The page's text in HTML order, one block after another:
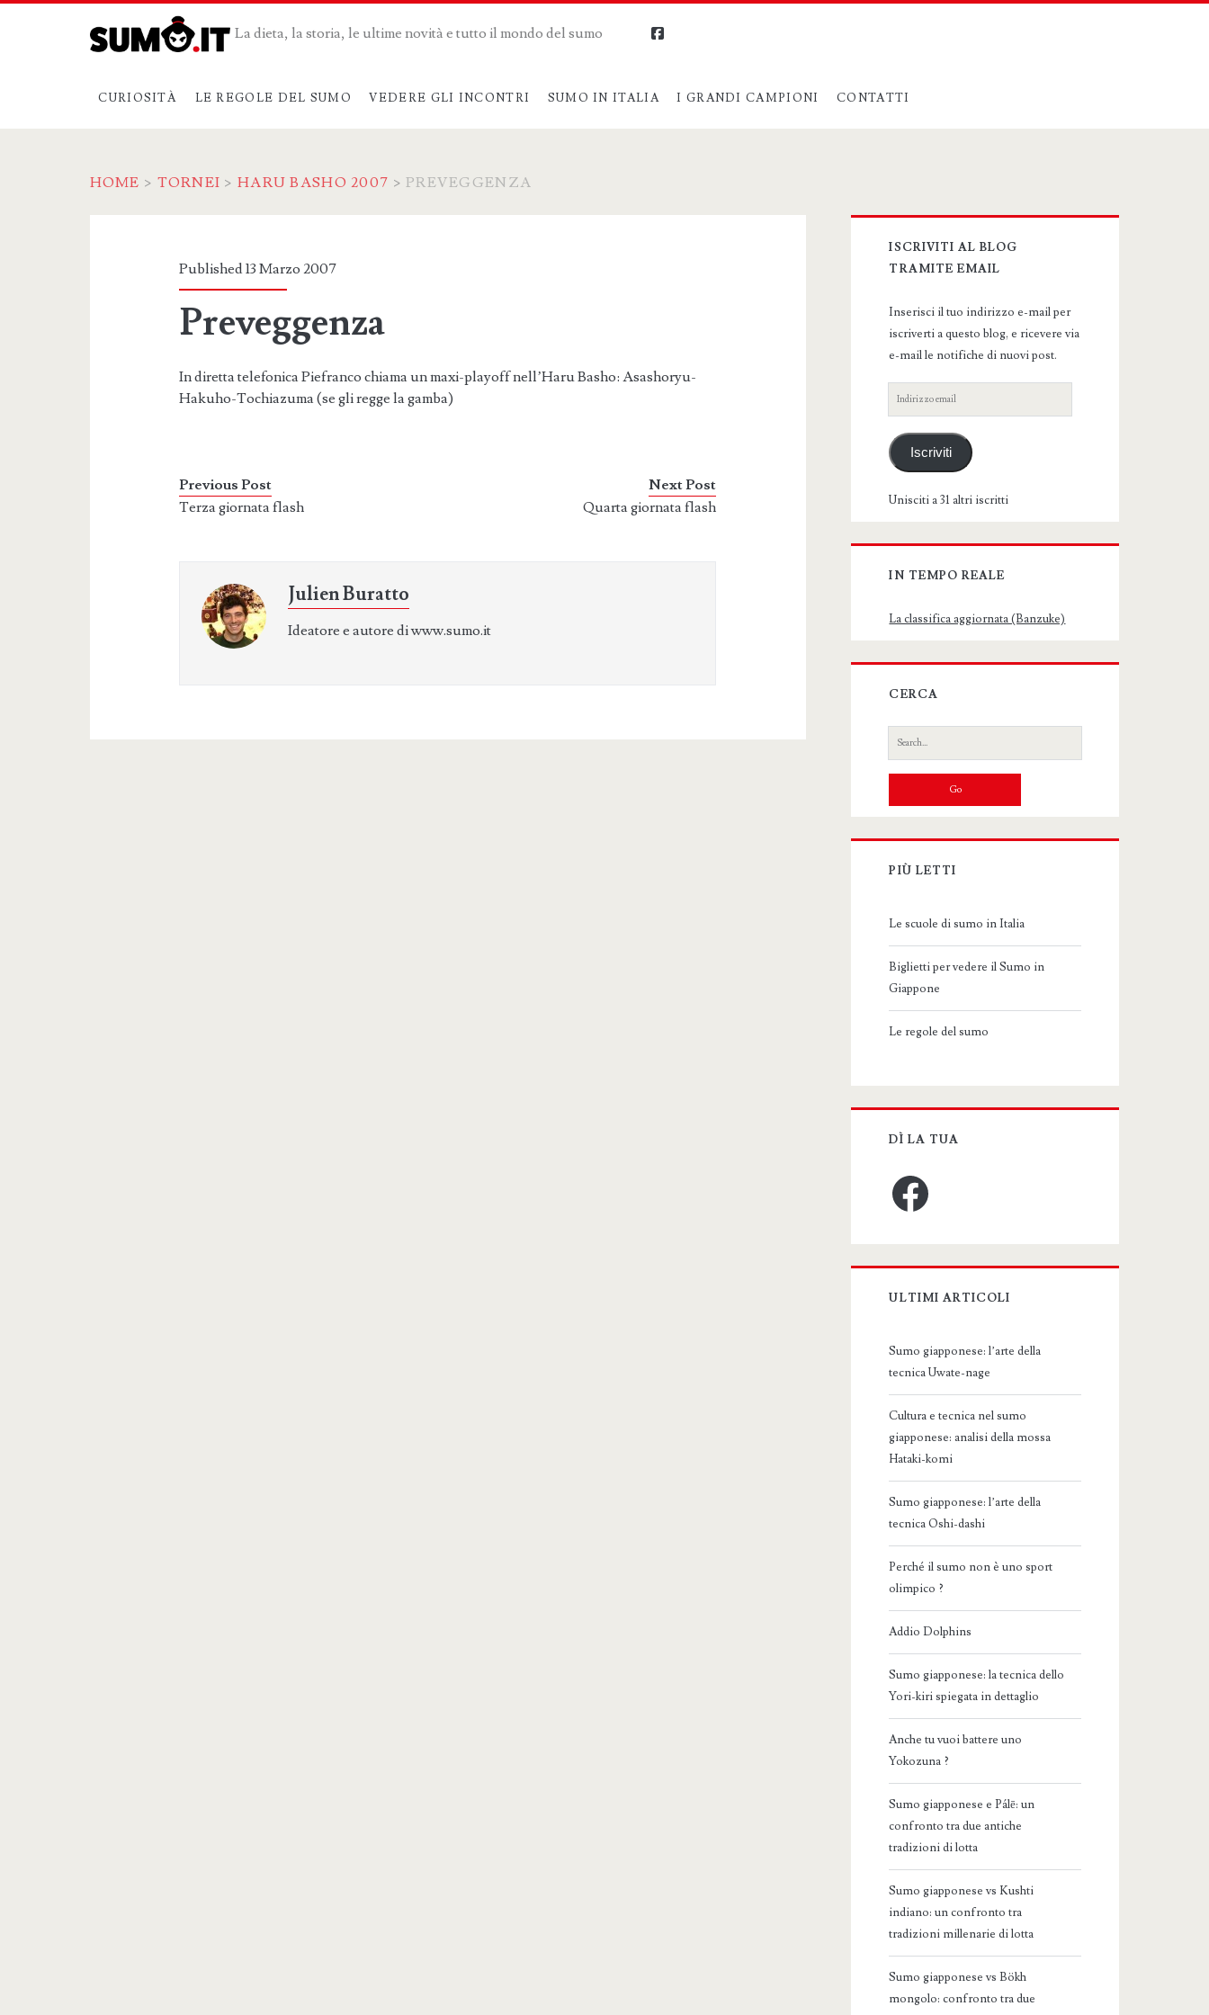
La dieta, la storia, le ultime novità e tutto il mondo del sumo
CURIOSITÀ LE REGOLE DEL SUMO VEDERE GLI INCONTRI SUMO IN ITALIA I GRANDI CAMPIONI CONTATTI
facebook
HOME > TORNEI >HARU BASHO 2007 >PREVEGGENZA
Published 13 Marzo 2007
Preveggenza
In diretta telefonica Piefranco chiama un maxi-playoff nell’Haru Basho: Asashoryu-
Hakuho-Tochiazuma (se gli regge la gamba)
Previous Post
Terza giornata flash
Next Post
Quarta giornata flash
Julien Buratto
Ideatore e autore di www.sumo.it
Primary
Sidebar
ISCRIVITI AL BLOG
TRAMITE EMAIL
Inserisci il tuo indirizzo e-mail per
iscriverti a questo blog, e ricevere via
e-mail le notifiche di nuovi post.
Indirizzo
email
Iscriviti
Unisciti a 31 altri iscritti
IN TEMPO REALE
La classifica aggiornata (Banzuke)
CERCA
Search
for:
PIÙ LETTI
Le scuole di sumo in Italia
Biglietti per vedere il Sumo in
Giappone
Le regole del sumo
DÌ LA TUA
Facebook
ULTIMI ARTICOLI
Sumo giapponese: l’arte della
tecnica Uwate-nage
Cultura e tecnica nel sumo
giapponese: analisi della mossa
Hataki-komi
Sumo giapponese: l’arte della
tecnica Oshi-dashi
Perché il sumo non è uno sport
olimpico ?
Addio Dolphins
Sumo giapponese: la tecnica dello
Yori-kiri spiegata in dettaglio
Anche tu vuoi battere uno
Yokozuna ?
Sumo giapponese e Pálē: un
confronto tra due antiche
tradizioni di lotta
Sumo giapponese vs Kushti
indiano: un confronto tra
tradizioni millenarie di lotta
Sumo giapponese vs Bökh
mongolo: confronto tra due